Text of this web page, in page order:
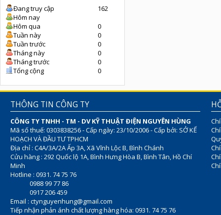
Đang truy cập
162
Hôm nay
Hôm qua
0
Tuần này
0
Tuần trước
0
Tháng này
0
Tháng trước
0
Tổng cộng
0
THÔNG TIN CÔNG TY
CÔNG TY TNHH - TM - DV KỸ THUẬT ĐIỆN NGUYÊN HÙNG
Mã số thuế: 0303838256 - Cấp ngày: 23/10/2006 - Cấp bởi: SỞ KẾ
HOẠCH VÀ ĐẦU TƯ TPHCM
Địa chỉ : C4A/3A/2A Ấp 3A, Xã Vĩnh Lộc B, Bình Chánh
Cửu hàng : 292 Quốc lộ 1A, Bình Hưng Hòa B, Bình Tân, Hồ Chí
Minh
Hotline : 0931. 74 75 76
0988 99 77 86
0917 206 459
Email : ctynguyenhung@gmail.com
Tiếp nhận phản ánh chất lượng hàng hóa: 0931. 74 75 76